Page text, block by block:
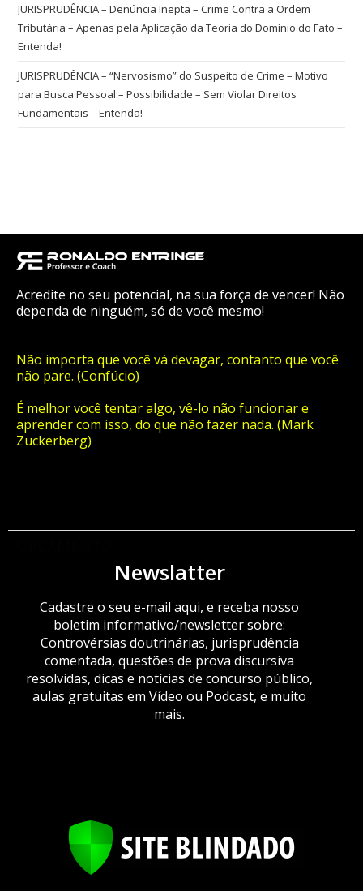
JURISPRUDÊNCIA – Denúncia Inepta – Crime Contra a Ordem
Tributária – Apenas pela Aplicação da Teoria do Domínio do Fato –
Entenda!
JURISPRUDÊNCIA – “Nervosismo” do Suspeito de Crime – Motivo
para Busca Pessoal – Possibilidade – Sem Violar Direitos
Fundamentais – Entenda!
Acredite no seu potencial, na sua força de vencer! Não
dependa de ninguém, só de você mesmo!
Não importa que você vá devagar, contanto que você
não pare. (Confúcio)
É melhor você tentar algo, vê-lo não funcionar e
aprender com isso, do que não fazer nada. (Mark
Zuckerberg)
Newslatter
Cadastre o seu e-mail aqui, e receba nosso
boletim informativo/newsletter sobre:
Controvérsias doutrinárias, jurisprudência
comentada, questões de prova discursiva
resolvidas, dicas e notícias de concurso público,
aulas gratuitas em Vídeo ou Podcast, e muito
mais.